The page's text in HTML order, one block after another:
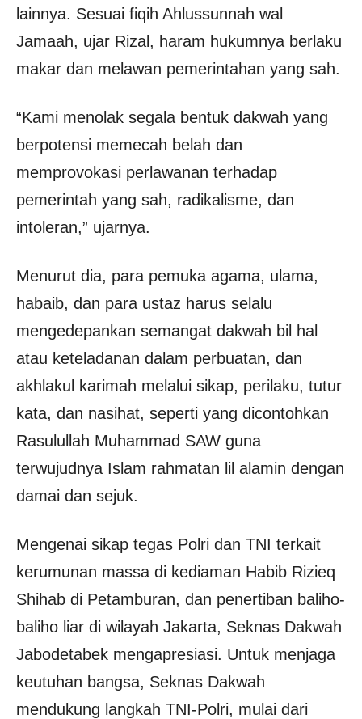
lainnya. Sesuai fiqih Ahlussunnah wal
Jamaah, ujar Rizal, haram hukumnya berlaku
makar dan melawan pemerintahan yang sah.
“Kami menolak segala bentuk dakwah yang
berpotensi memecah belah dan
memprovokasi perlawanan terhadap
pemerintah yang sah, radikalisme, dan
intoleran,” ujarnya.
Menurut dia, para pemuka agama, ulama,
habaib, dan para ustaz harus selalu
mengedepankan semangat dakwah bil hal
atau keteladanan dalam perbuatan, dan
akhlakul karimah melalui sikap, perilaku, tutur
kata, dan nasihat, seperti yang dicontohkan
Rasulullah Muhammad SAW guna
terwujudnya Islam rahmatan lil alamin dengan
damai dan sejuk.
Mengenai sikap tegas Polri dan TNI terkait
kerumunan massa di kediaman Habib Rizieq
Shihab di Petamburan, dan penertiban baliho-
baliho liar di wilayah Jakarta, Seknas Dakwah
Jabodetabek mengapresiasi. Untuk menjaga
keutuhan bangsa, Seknas Dakwah
mendukung langkah TNI-Polri, mulai dari